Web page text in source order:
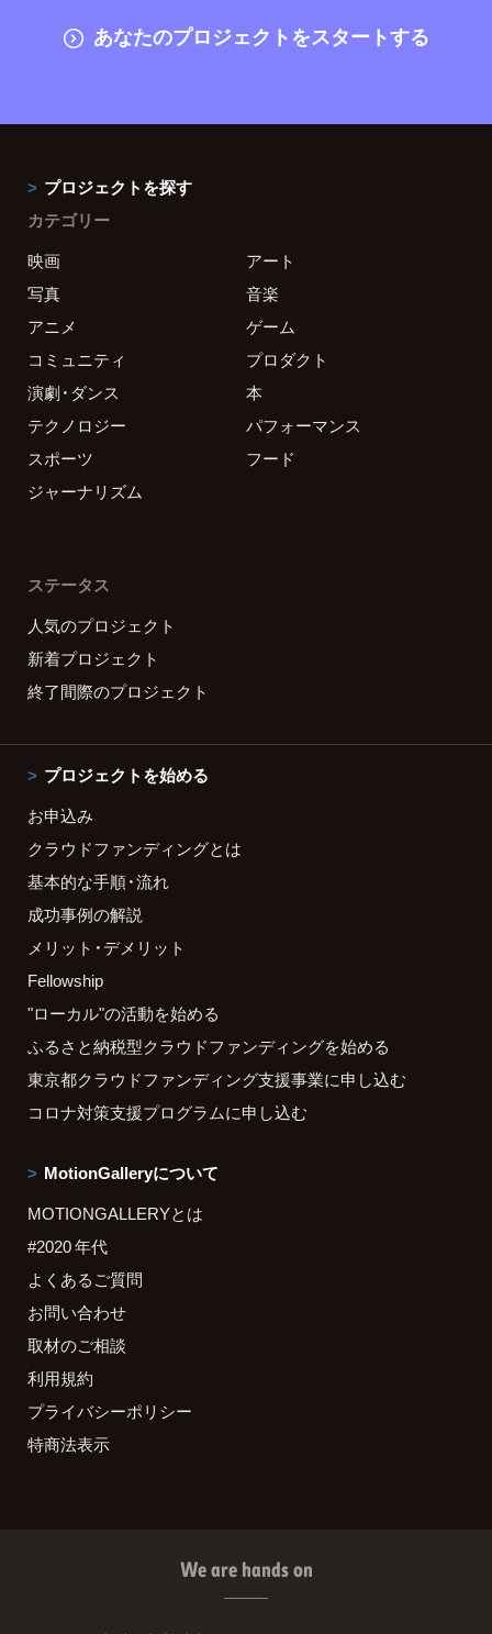
あなたのプロジェクトをスタートする
プロジェクトを探す
カテゴリー
映画
アート
写真
音楽
アニメ
ゲーム
コミュニティ
プロダクト
演劇・ダンス
本
テクノロジー
パフォーマンス
スポーツ
フード
ジャーナリズム
ステータス
人気のプロジェクト
新着プロジェクト
終了間際のプロジェクト
プロジェクトを始める
お申込み
クラウドファンディングとは
基本的な手順・流れ
成功事例の解説
メリット・デメリット
Fellowship
"ローカル"の活動を始める
ふるさと納税型クラウドファンディングを始める
東京都クラウドファンディング支援事業に申し込む
コロナ対策支援プログラムに申し込む
MotionGalleryについて
MOTIONGALLERYとは
#2020 年代
よくあるご質問
お問い合わせ
取材のご相談
利用規約
プライバシーポリシー
特商法表示
We are hands on